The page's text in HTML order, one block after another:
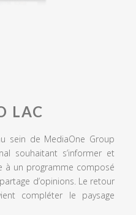
LAC
sein de MediaOne Group
souhaitant s’informer et
à un programme composé
d’opinions. Le retour
compléter le paysage